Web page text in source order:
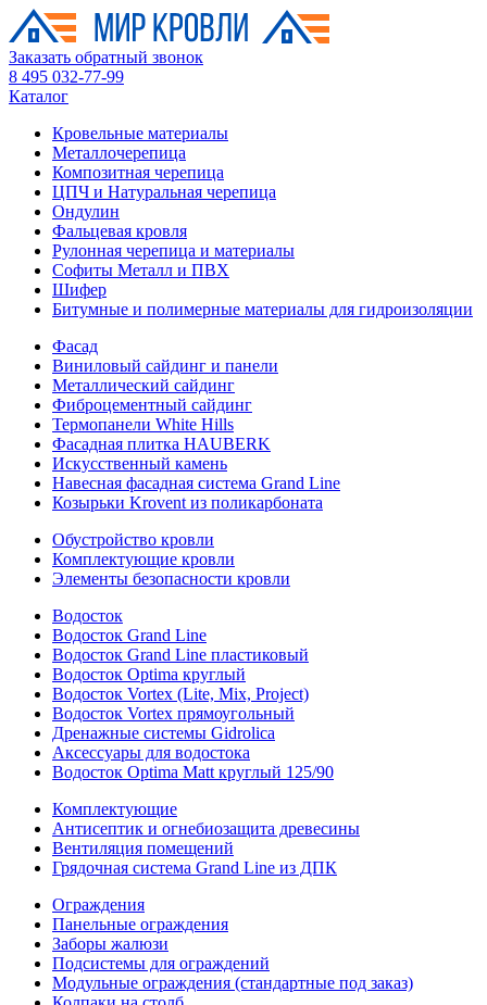
Заказать обратный звонок
8 495 032-77-99
Каталог
Кровельные материалы
Металлочерепица
Композитная черепица
ЦПЧ и Натуральная черепица
Ондулин
Фальцевая кровля
Рулонная черепица и материалы
Софиты Металл и ПВХ
Шифер
Битумные и полимерные материалы для гидроизоляции
Фасад
Виниловый сайдинг и панели
Металлический сайдинг
Фиброцементный сайдинг
Термопанели White Hills
Фасадная плитка HAUBERK
Искусственный камень
Навесная фасадная система Grand Line
Козырьки Krovent из поликарбоната
Обустройство кровли
Комплектующие кровли
Элементы безопасности кровли
Водосток
Водосток Grand Line
Водосток Grand Line пластиковый
Водосток Optima круглый
Водосток Vortex (Lite, Mix, Project)
Водосток Vortex прямоугольный
Дренажные системы Gidrolica
Аксессуары для водостока
Водосток Optima Matt круглый 125/90
Комплектующие
Антисептик и огнебиозащита древесины
Вентиляция помещений
Грядочная система Grand Line из ДПК
Ограждения
Панельные ограждения
Заборы жалюзи
Подсистемы для ограждений
Модульные ограждения (стандартные под заказ)